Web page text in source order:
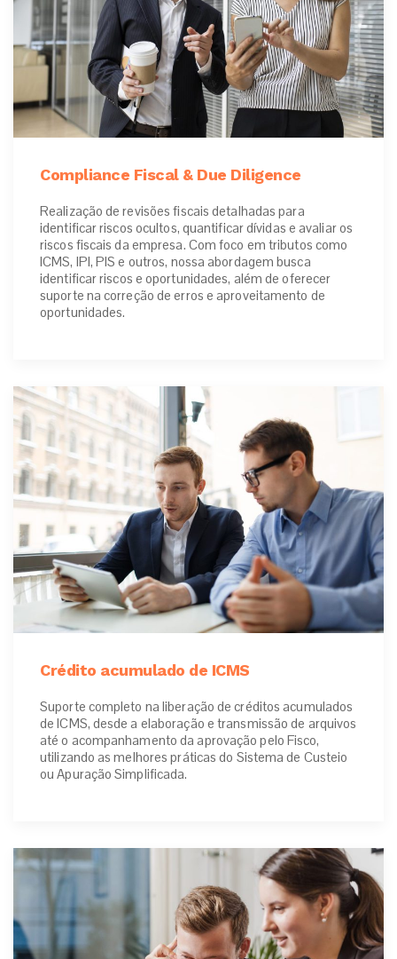
Compliance Fiscal & Due Diligence
Realização de revisões fiscais detalhadas para
identificar riscos ocultos, quantificar dívidas e avaliar os
riscos fiscais da empresa. Com foco em tributos como
ICMS, IPI, PIS e outros, nossa abordagem busca
identificar riscos e oportunidades, além de oferecer
suporte na correção de erros e aproveitamento de
oportunidades.
Crédito acumulado de ICMS
Suporte completo na liberação de créditos acumulados
de ICMS, desde a elaboração e transmissão de arquivos
até o acompanhamento da aprovação pelo Fisco,
utilizando as melhores práticas do Sistema de Custeio
ou Apuração Simplificada.